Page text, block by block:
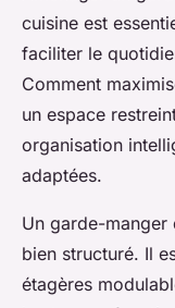
cuisine est
faciliter le
Comment
un espace
organisation
adaptées.
Un garde-
bien structuré. Il
étagères